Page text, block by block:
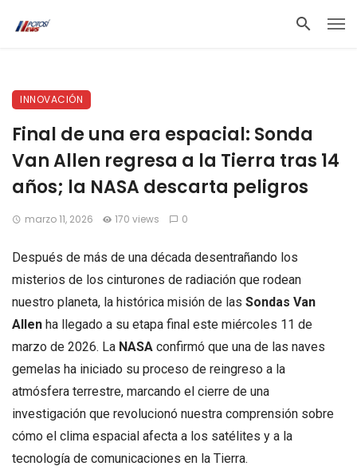
INNOVACIÓN
Final de una era espacial: Sonda
Van Allen regresa a la Tierra tras 14
años; la NASA descarta peligros
marzo 11, 2026 170 views 0
Después de más de una década desentrañando los
misterios de los cinturones de radiación que rodean
nuestro planeta, la histórica misión de las Sondas Van
Allen ha llegado a su etapa final este miércoles 11 de
marzo de 2026. La NASA confirmó que una de las naves
gemelas ha iniciado su proceso de reingreso a la
atmósfera terrestre, marcando el cierre de una
investigación que revolucionó nuestra comprensión sobre
cómo el clima espacial afecta a los satélites y a la
tecnología de comunicaciones en la Tierra.